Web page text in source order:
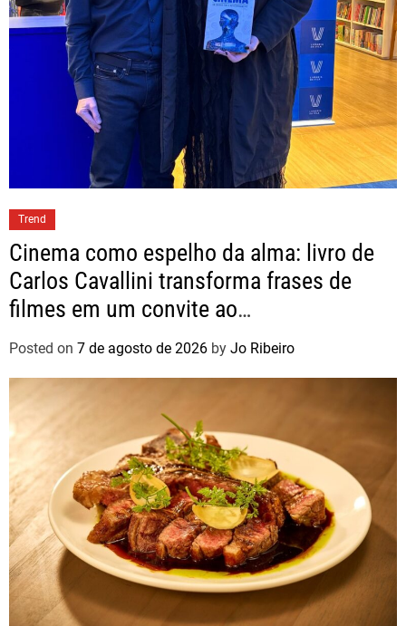
Trend
Cinema como espelho da alma: livro de
Carlos Cavallini transforma frases de
filmes em um convite ao
autoconhecimento
Posted on 7 de agosto de 2026 by Jo Ribeiro